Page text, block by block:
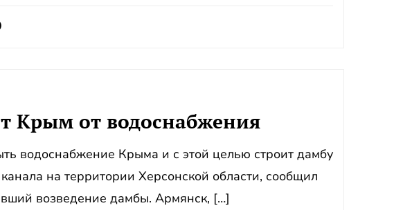
Крым от водоснабжения
водоснабжение Крыма и с этой целью строит дамбу
на территории Херсонской области, сообщил
возведение дамбы. Армянск, […]